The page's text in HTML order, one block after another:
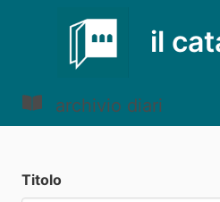
il
archivio diari
Titolo